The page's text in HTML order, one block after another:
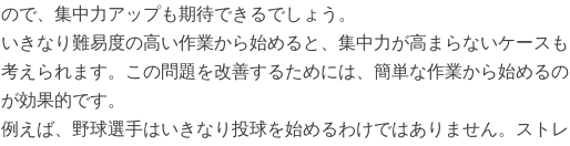
ので、集中力アップも期待できるでしょう。
いきなり難易度の高い作業から始めると、集中力が高まらないケースも
考えられます。この問題を改善するためには、簡単な作業から始めるの
が効果的です。
例えば、野球選手はいきなり投球を始めるわけではありません。ストレ